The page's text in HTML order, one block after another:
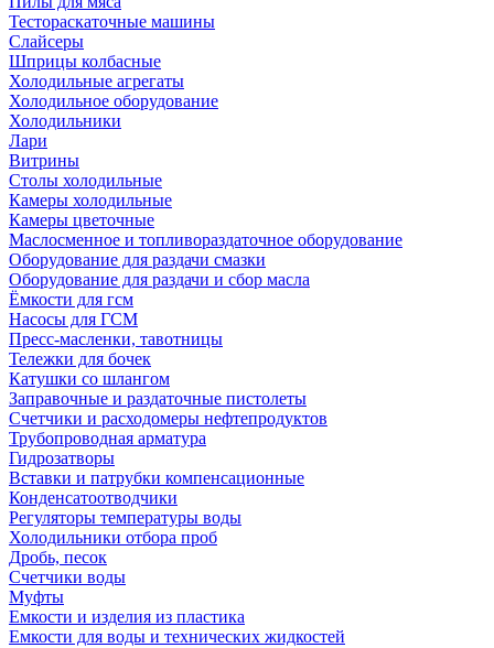
Тестораскаточные машины
Слайсеры
Шприцы колбасные
Холодильные агрегаты
Холодильное оборудование
Холодильники
Лари
Витрины
Столы холодильные
Камеры холодильные
Камеры цветочные
Маслосменное и топливораздаточное оборудование
Оборудование для раздачи смазки
Оборудование для раздачи и сбор масла
Ёмкости для гсм
Насосы для ГСМ
Пресс-масленки, тавотницы
Тележки для бочек
Катушки со шлангом
Заправочные и раздаточные пистолеты
Счетчики и расходомеры нефтепродуктов
Трубопроводная арматура
Гидрозатворы
Вставки и патрубки компенсационные
Конденсатоотводчики
Регуляторы температуры воды
Холодильники отбора проб
Дробь, песок
Счетчики воды
Муфты
Емкости и изделия из пластика
Емкости для воды и технических жидкостей